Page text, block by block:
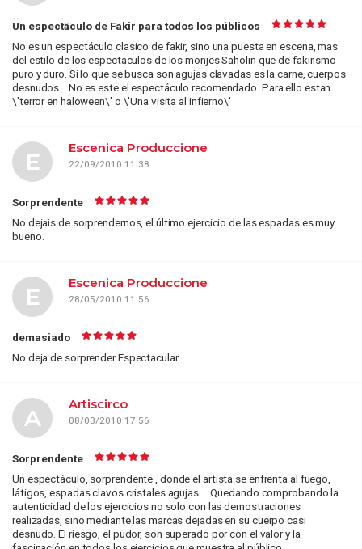
Un espectäculo de Fakir para todos los públicos
No es un espectáculo clasico de fakir, sino una puesta en escena, mas
del estilo de los espectaculos de los monjes Saholin que de fakirismo
puro y duro. Si lo que se busca son agujas clavadas es la carne, cuerpos
desnudos... No es este el espectáculo recomendado. Para ello estan
\'terror en haloween\' o \'Una visita al infierno\'
Escenica Produccione
22/09/2010 11:38
E
Sorprendente
No dejais de sorprendernos, el último ejercicio de las espadas es muy
bueno.
Escenica Produccione
28/05/2010 11:56
E
demasiado
No deja de sorprender Espectacular
Artiscirco
08/03/2010 17:56
A
Sorprendente
Un espectáculo, sorprendente , donde el artista se enfrenta al fuego,
látigos, espadas clavos cristales agujas ... Quedando comprobando la
autenticidad de los ejercicios no solo con las demostraciones
realizadas, sino mediante las marcas dejadas en su cuerpo casi
desnudo. El riesgo, el pudor, son superado por con el valor y la